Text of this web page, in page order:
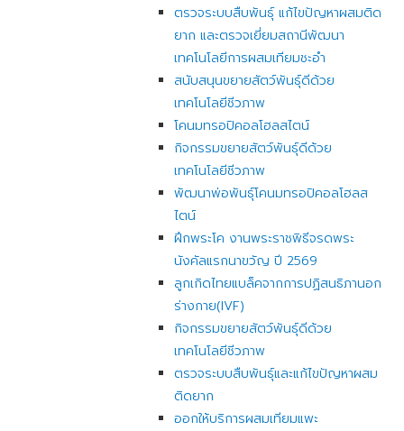
ตรวจระบบสืบพันธุ์ แก้ไขปัญหาผสมติด
ยาก และตรวจเยี่ยมสถานีพัฒนา
เทคโนโลยีการผสมเทียมชะอำ
สนับสนุนขยายสัตว์พันธุ์ดีด้วย
เทคโนโลยีชีวภาพ
โคนมทรอปิคอลโฮลสไตน์
กิจกรรมขยายสัตว์พันธุ์ดีด้วย
เทคโนโลยีชีวภาพ
พัฒนาพ่อพันธุ์โคนมทรอปิคอลโฮลส
ไตน์
ฝึกพระโค งานพระราชพิธีจรดพระ
นังคัลแรกนาขวัญ ปี 2569
ลูกเกิดไทยแบล็คจากการปฏิสนธิภานอก
ร่างกาย(IVF)
กิจกรรมขยายสัตว์พันธุ์ดีด้วย
เทคโนโลยีชีวภาพ
ตรวจระบบสืบพันธุ์และแก้ไขปัญหาผสม
ติดยาก
ออกให้บริการผสมเทียมแพะ